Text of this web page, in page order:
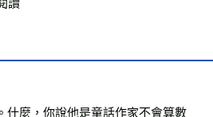
讀
麼，你說他是童話作家不會算數